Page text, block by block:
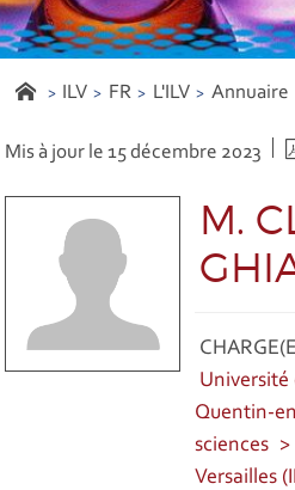
ILV FR L'ILV Annuaire
Mis à jour le 15 décembre 2023
M.
Université
Quentin-
sciences
Versailles